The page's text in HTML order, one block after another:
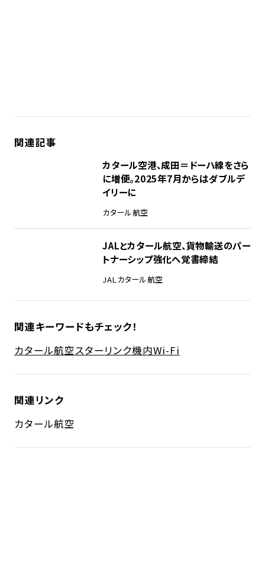
関連記事
カタール空港、成田＝ドーハ線をさら
に増便。2025年7月からはダブルデ
イリーに
カタール航空
JALとカタール航空、貨物輸送のパー
トナーシップ強化へ覚書締結
JALカタール航空
関連キーワードもチェック！
カタール航空スターリンク機内Wi-Fi
関連リンク
カタール航空